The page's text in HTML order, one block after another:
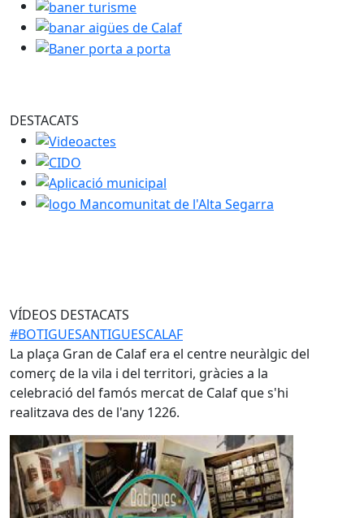
baner turisme
banar aigües de Calaf
Baner porta a porta
DESTACATS
Videoactes
CIDO
Aplicació municipal
logo Mancomunitat de l'Alta Segarra
VÍDEOS DESTACATS
#BOTIGUESANTIGUESCALAF
La plaça Gran de Calaf era el centre neuràlgic del
comerç de la vila i del territori, gràcies a la
celebració del famós mercat de Calaf que s'hi
realitzava des de l'any 1226.